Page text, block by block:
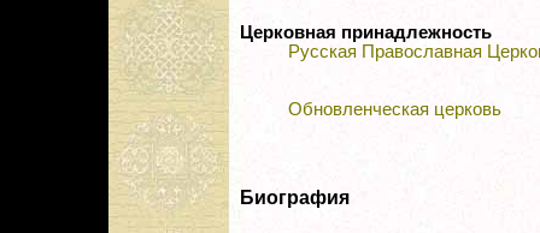
Церковная принадлежность
Русская Православная
Обновленческая церковь
Биография